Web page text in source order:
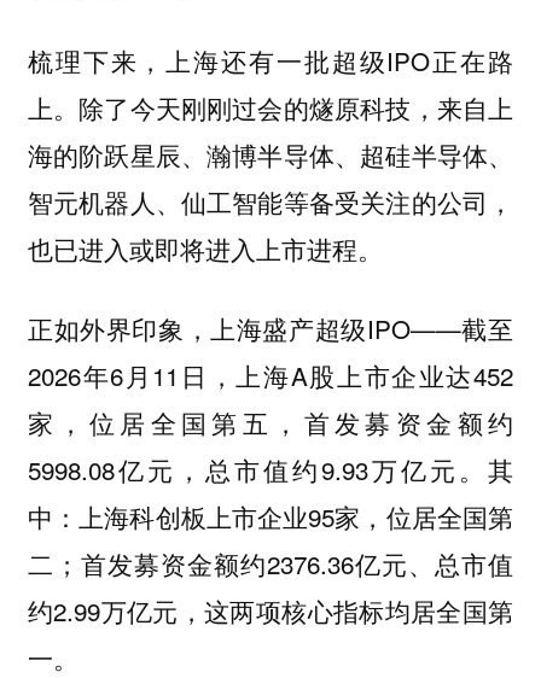
梳理下来，上海还有一批超级IPO正在路
上。除了今天刚刚过会的燧原科技，来自上
海的阶跃星辰、瀚博半导体、超硅半导体、
智元机器人、仙工智能等备受关注的公司，
也已进入或即将进入上市进程。
正如外界印象，上海盛产超级IPO——截至
2026年6月11日，上海A股上市企业达452
家，位居全国第五，首发募资金额约
5998.08亿元，总市值约9.93万亿元。其
中：上海科创板上市企业95家，位居全国第
二；首发募资金额约2376.36亿元、总市值
约2.99万亿元，这两项核心指标均居全国第
一。